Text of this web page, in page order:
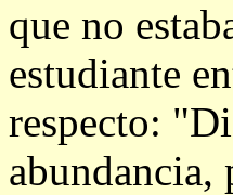
que no
estudiante
respecto:
abundancia,